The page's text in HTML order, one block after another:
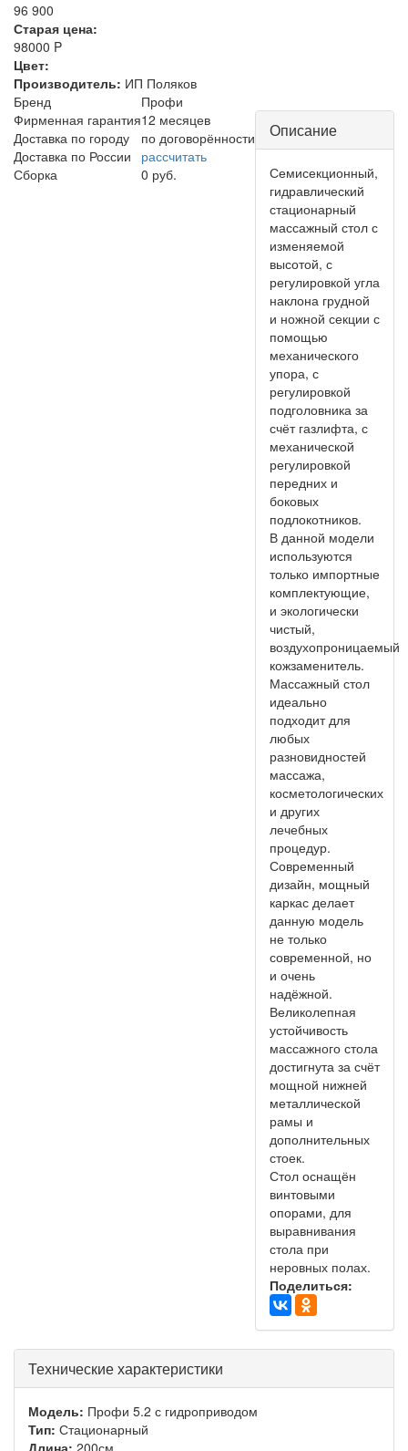
96 900
Старая цена:
98000 P
Цвет:
Производитель: ИП Поляков
Бренд
Профи
Фирменная гарантия12 месяцев
Доставка по городу
по договорённости
Доставка по России
рассчитать
Сборка
0 руб.
Центральная
часть
Описание
Семисекционный,
гидравлический
стационарный
массажный стол с
изменяемой
высотой, с
регулировкой угла
наклона грудной
и ножной секции с
помощью
механического
упора, с
регулировкой
подголовника за
счёт газлифта, с
механической
регулировкой
передних и
боковых
подлокотников.
В данной модели
используются
только импортные
комплектующие,
и экологически
чистый,
воздухопроницаемый
кожзаменитель.
Массажный стол
идеально
подходит для
любых
разновидностей
массажа,
косметологических
и других
лечебных
процедур.
Современный
дизайн, мощный
каркас делает
данную модель
не только
современной, но
и очень
надёжной.
Великолепная
устойчивость
массажного стола
достигнута за счёт
мощной нижней
металлической
рамы и
дополнительных
стоек.
Стол оснащён
винтовыми
опорами, для
выравнивания
стола при
неровных полах.
Поделиться:
Технические характеристики
Модель: Профи 5.2 с гидроприводом
Тип: Стационарный
Длина: 200см.